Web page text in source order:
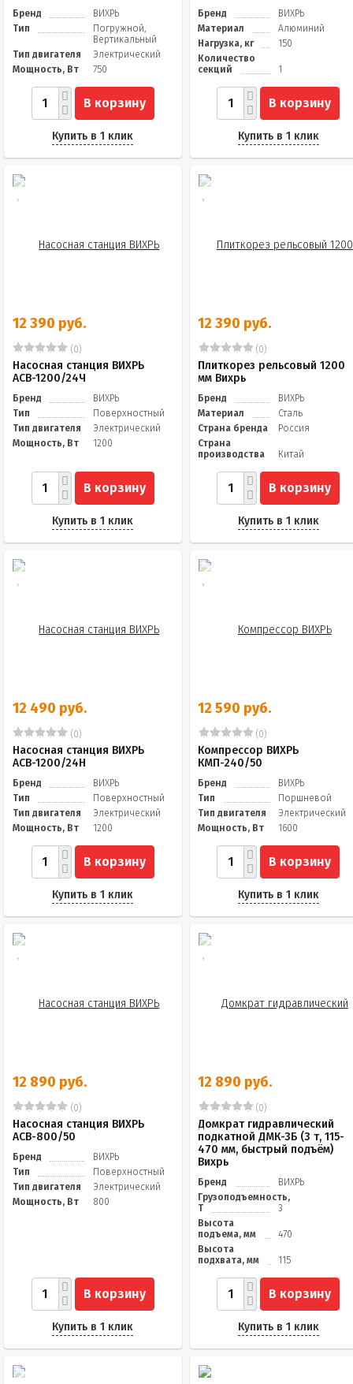
Бренд
ВИХРЬ
Тип
Погружной,
Вертикальный
Тип двигателя
Электрический
Мощность, Вт
750
В корзину
Купить в 1 клик
Бренд
ВИХРЬ
Материал
Алюминий
Нагрузка, кг
150
Количество
секций
1
В корзину
Купить в 1 клик
12 390 руб.
(0)
Насосная станция ВИХРЬ
АСВ-1200/24Ч
Бренд
ВИХРЬ
Тип
Поверхностный
Тип двигателя
Электрический
Мощность, Вт
1200
В корзину
Купить в 1 клик
12 390 руб.
(0)
Плиткорез рельсовый 1200
мм Вихрь
Бренд
ВИХРЬ
Материал
Сталь
Страна бренда
Россия
Страна
производства
Китай
В корзину
Купить в 1 клик
12 490 руб.
(0)
Насосная станция ВИХРЬ
АСВ-1200/24Н
Бренд
ВИХРЬ
Тип
Поверхностный
Тип двигателя
Электрический
Мощность, Вт
1200
В корзину
Купить в 1 клик
12 590 руб.
(0)
Компрессор ВИХРЬ
КМП-240/50
Бренд
ВИХРЬ
Тип
Поршневой
Тип двигателя
Электрический
Мощность, Вт
1600
В корзину
Купить в 1 клик
12 890 руб.
(0)
Насосная станция ВИХРЬ
АСВ-800/50
Бренд
ВИХРЬ
Тип
Поверхностный
Тип двигателя
Электрический
Мощность, Вт
800
В корзину
Купить в 1 клик
12 890 руб.
(0)
Домкрат гидравлический
подкатной ДМК-3Б (3 т, 115-
470 мм, быстрый подъём)
Вихрь
Бренд
ВИХРЬ
Грузоподъемность,
Т
3
Высота
подъема, мм
470
Высота
подхвата, мм
115
В корзину
Купить в 1 клик